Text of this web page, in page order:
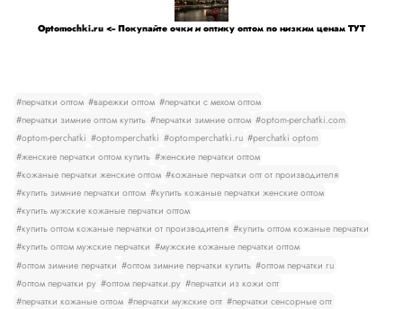
Optomochki.ru <-- Покупайте очки и оптику оптом по низким ценам ТУТ
#перчатки оптом #варежки оптом #перчатки с мехом оптом
#перчатки зимние оптом купить #перчатки зимние оптом #optom-perchatki.com
#optom-perchatki #optomperchatki #optomperchatki.ru #perchatki optom
#женские перчатки оптом купить #женские перчатки оптом
#кожаные перчатки женские оптом #кожаные перчатки опт от производителя
#купить зимние перчатки оптом #купить кожаные перчатки женские оптом
#купить мужские кожаные перчатки оптом
#купить оптом кожаные перчатки от производителя #купить оптом кожаные перчатки
#купить оптом мужские перчатки #мужские кожаные перчатки оптом
#оптом зимние перчатки #оптом зимние перчатки купить #оптом перчатки ru
#оптом перчатки ру #оптом перчатки.ру #перчатки из кожи опт
#перчатки кожаные оптом #перчатки мужские опт #перчатки сенсорные опт